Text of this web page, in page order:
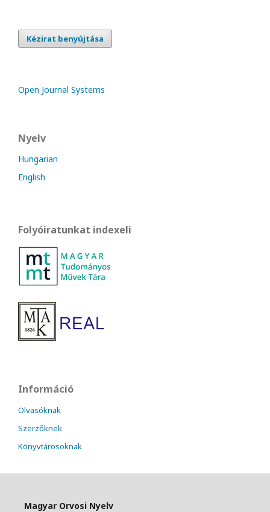
Kézirat benyújtása
Open Journal Systems
Nyelv
Hungarian
English
Folyóiratunkat indexeli
Információ
Olvasóknak
Szerzőknek
Könyvtárosoknak
Magyar Orvosi Nyelv